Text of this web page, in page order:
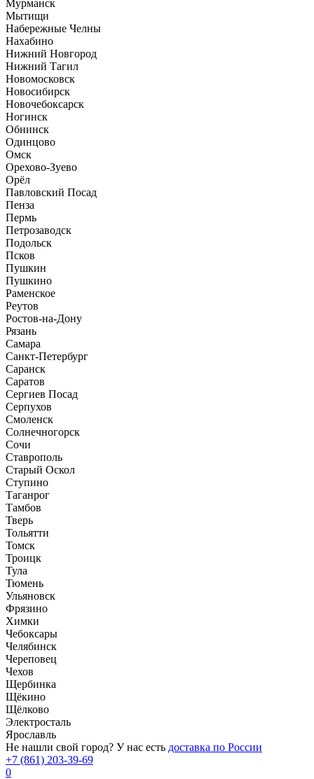
Мурманск
Мытищи
Набережные Челны
Нахабино
Нижний Новгород
Нижний Тагил
Новомосковск
Новосибирск
Новочебоксарск
Ногинск
Обнинск
Одинцово
Омск
Орехово-Зуево
Орёл
Павловский Посад
Пенза
Пермь
Петрозаводск
Подольск
Псков
Пушкин
Пушкино
Раменское
Реутов
Ростов-на-Дону
Рязань
Самара
Санкт-Петербург
Саранск
Саратов
Сергиев Посад
Серпухов
Смоленск
Солнечногорск
Сочи
Ставрополь
Старый Оскол
Ступино
Таганрог
Тамбов
Тверь
Тольятти
Томск
Троицк
Тула
Тюмень
Ульяновск
Фрязино
Химки
Чебоксары
Челябинск
Череповец
Чехов
Щербинка
Щёкино
Щёлково
Электросталь
Ярославль
Не нашли свой город? У нас есть доставка по России
+7 (861) 203-39-69
0